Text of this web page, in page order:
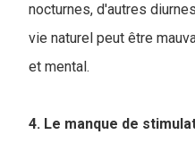
nocturnes, d'autres
vie naturel peut être
et mental.
4. Le manque de